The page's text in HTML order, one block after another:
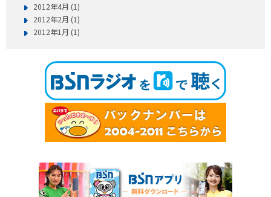
2012年4月 (1)
2012年2月 (1)
2012年1月 (1)